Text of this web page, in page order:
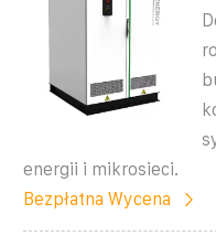
energii i mikrosieci.
Bezpłatna Wycena